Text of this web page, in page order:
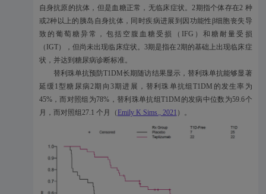
自身抗原的抗体，但是血糖正常，无临床症状。2期指个体存在2 种
或2种以上的胰岛自身抗体，同时疾病进展到因功能性β细胞丧失导
致的葡萄糖异常，包括空腹血糖受损（IFG）和糖耐量受损
（IGT），但尚未出现临床症状。3期是指在2期的基础上出现临床症
状，并达到糖尿病诊断标准。
替利珠单抗预防T1DM长期随访结果显示，替利珠单抗能够显著
延缓1型糖尿病2期向3期进展，替利珠单抗组T1DM的发生率为
45%，而对照组为78%，替利珠单抗组T1DM的发病中位数为59.6个
月，而对照组27.1 个月（Emily K Sims., 2021 ）。